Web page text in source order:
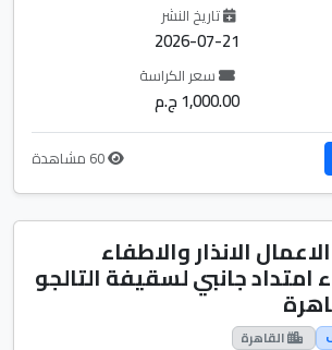
تاريخ النشر
2026-07-21
سعر الكراسة
1,000.00 ج.م
الانذار والاطفاء
امتداد جانبي لسقيفة التالجو
القاهرة